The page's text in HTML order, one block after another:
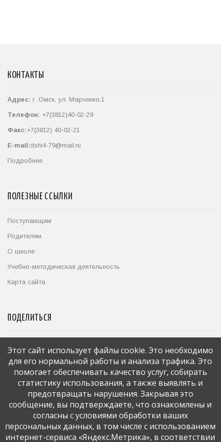
КОНТАКТЫ
Адрес: г. Омск, ул. Марченко,1
Телефон: +7(3812)40-02-29
Факс:+7(3812) 40-02-21
E-mail:dshi4-79@mail.ru
Подробнее
ПОЛЕЗНЫЕ ССЫЛКИ
Поступающим
Родителям
О школе
Учебно-методическая деятельность
Карта сайта
ПОДЕЛИТЬСЯ
БЛАГОТВОРИТЕЛЬНЫЙ ФОНД
Деятельность
Этот сайт использует файлы cookie. Это необходимо
для его нормальной работы и анализа трафика. Это
помогает обеспечивать качество услуг, собирать
статистику использования, а также выявлять и
предотвращать нарушения. Закрывая это
сообщение, вы подтверждаете, что ознакомлены и
согласны с условиями обработки ваших
персональных данных, в том числе с использованием
интернет-сервиса «Яндекс.Метрика», в соответствии